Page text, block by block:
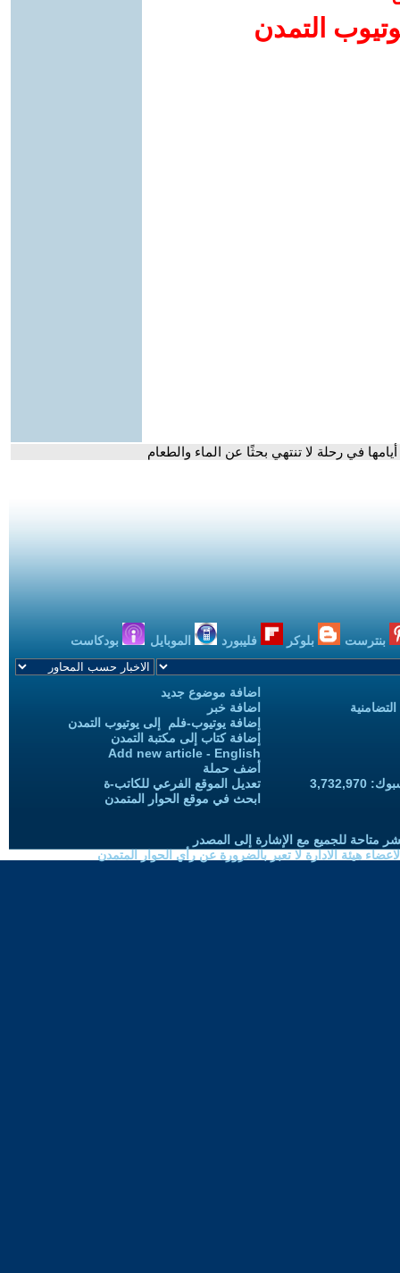
التمدن
في رحلة لا تنتهي بحثًا عن الماء والطعام
بنترست بلوكر فليبورد الموبايل بودكاست
اضافة موضوع جديد
اضافة خبر
إضافة يوتيوب-فلم إلى يوتيوب التمدن
إضافة كتاب إلى مكتبة التمدن
Add new article - English
أضف حملة
تعديل الموقع الفرعي للكاتب-ة
ابحث في موقع الحوار المتمدن
متاحة للجميع مع الإشارة إلى المصدر
هيئة الادارة لا تعبر بالضرورة عن رأي الحوار المتمدن